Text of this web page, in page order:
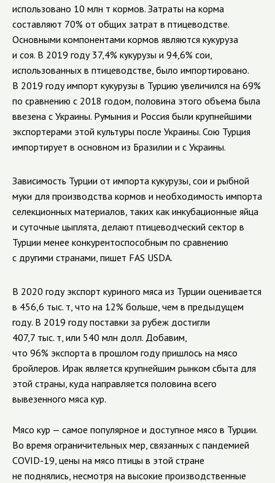
использовано 10 млн т кормов. Затраты на корма
составляют 70% от общих затрат в птицеводстве.
Основными компонентами кормов являются кукуруза
и соя. В 2019 году 37,4% кукурузы и 94,6% сои,
использованных в птицеводстве, было импортировано.
В 2019 году импорт кукурузы в Турцию увеличился на 69%
по сравнению с 2018 годом, половина этого объема была
ввезена с Украины. Румыния и Россия были крупнейшими
экспортерами этой культуры после Украины. Сою Турция
импортирует в основном из Бразилии и с Украины.
Зависимость Турции от импорта кукурузы, сои и рыбной
муки для производства кормов и необходимость импорта
селекционных материалов, таких как инкубационные яйца
и суточные цыплята, делают птицеводческий сектор в
Турции менее конкурентоспособным по сравнению
с другими странами, пишет FAS USDA.
В 2020 году экспорт куриного мяса из Турции оценивается
в 456,6 тыс. т, что на 12% больше, чем в предыдущем
году. В 2019 году поставки за рубеж достигли
407,7 тыс. т, или 540 млн долл. Добавим,
что 96% экспорта в прошлом году пришлось на мясо
бройлеров. Ирак является крупнейшим рынком сбыта для
этой страны, куда направляется половина всего
вывезенного мяса кур.
Мясо кур — самое популярное и доступное мясо в Турции.
Во время ограничительных мер, связанных с пандемией
COVID-19, цены на мясо птицы в этой стране
не поднялись, несмотря на высокие производственные